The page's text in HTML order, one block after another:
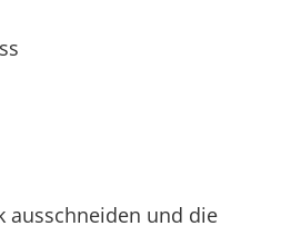
ausschneiden und die